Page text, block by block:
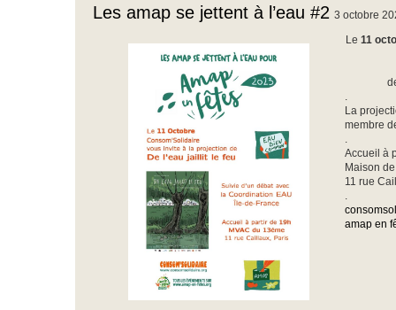
Les amap se jettent à l’eau #2 3 octobre
Le 11
La
membre
Accueil à
Maison
11 rue
amap en